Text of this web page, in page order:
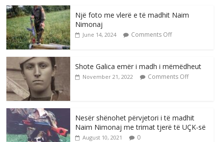
Një foto me vlerë e të madhit Naim
Nimonaj
June 14, 2024 Comments Off
Shote Galica emër i madh i mëmëdheut
November 21, 2022 Comments Off
Nesër shënohet përvjetori i të madhit
Naim Nimonaj me trimat tjerë të UÇK-së
August 10, 2021 0